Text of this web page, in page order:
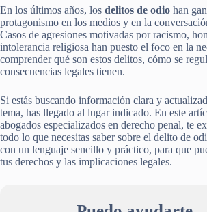
En los últimos años, los delitos de odio han
protagonismo en los medios y en la
Casos de agresiones motivadas por racismo,
intolerancia religiosa han puesto el foco en la
comprender qué son estos delitos, cómo se
consecuencias legales tienen.
Si estás buscando información clara y
tema, has llegado al lugar indicado. En este
abogados especializados en derecho penal, te
todo lo que necesitas saber sobre el delito de
con un lenguaje sencillo y práctico, para que
tus derechos y las implicaciones legales.